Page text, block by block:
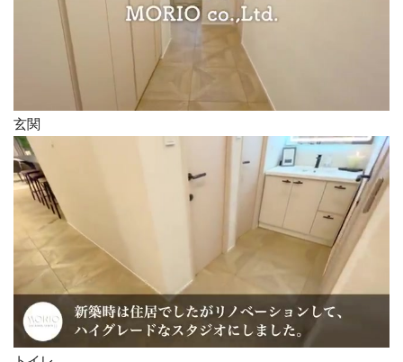
玄関